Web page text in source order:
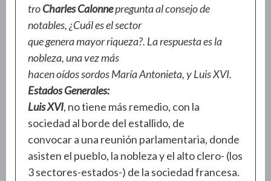
troCharles Calonnepregunta al consejo de
notables, ¿Cuál es el sector
que genera mayor riqueza?. La respuesta es la
nobleza, una vez más
hacen oídos sordos María Antonieta, y Luis XVI.
Estados Generales:
Luis XVI, no tiene más remedio, con la
sociedad al borde del estallido, de
convocar a una reunión parlamentaria, donde
asisten el pueblo, la nobleza y el alto clero- (los
3 sectores-estados-) de la sociedad francesa.